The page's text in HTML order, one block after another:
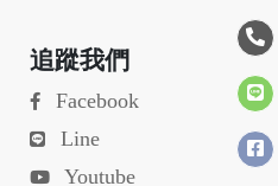
追蹤我們
Facebook
Line
Youtube